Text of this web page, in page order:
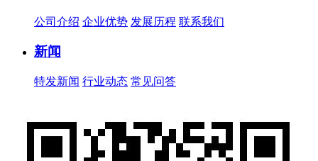
公司介绍 企业优势 发展历程 联系我们
新闻
特发新闻 行业动态 常见问答